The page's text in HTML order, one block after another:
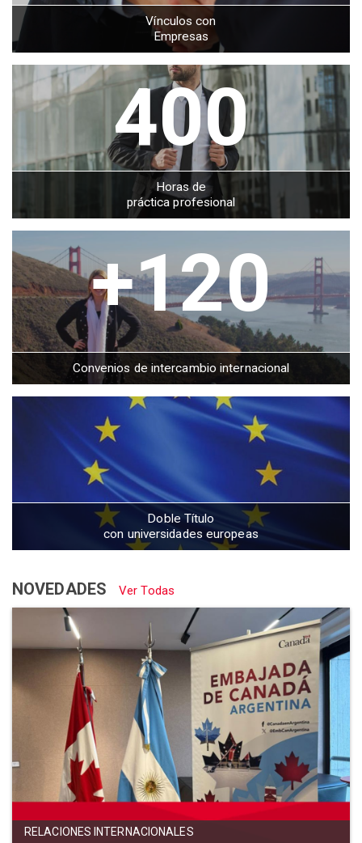
Vínculos con
Empresas
400
Horas de
práctica profesional
+120
Convenios de intercambio internacional
Doble Título
con universidades europeas
NOVEDADES Ver Todas
RELACIONES INTERNACIONALES